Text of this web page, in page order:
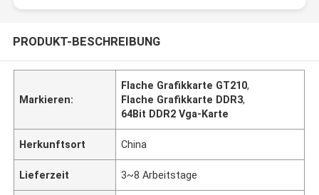
PRODUKT-BESCHREIBUNG
Markieren:
Flache Grafikkarte GT210,
Flache Grafikkarte DDR3,
64Bit DDR2 Vga-Karte
Herkunftsort China
Lieferzeit 3~8 Arbeitstage